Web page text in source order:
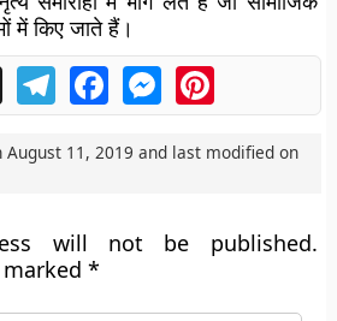
में किए जाते हैं।
X TelegramFacebookMessengerPinterest
August 11, 2019 and last modified on
will not be published.
marked*